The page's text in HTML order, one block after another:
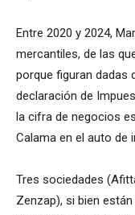
Entre 2020 y 2024,
mercantiles, de las
porque figuran dadas
declaración de
la cifra de negocios
Calama en el auto de
Tres sociedades
Zenzap), si bien